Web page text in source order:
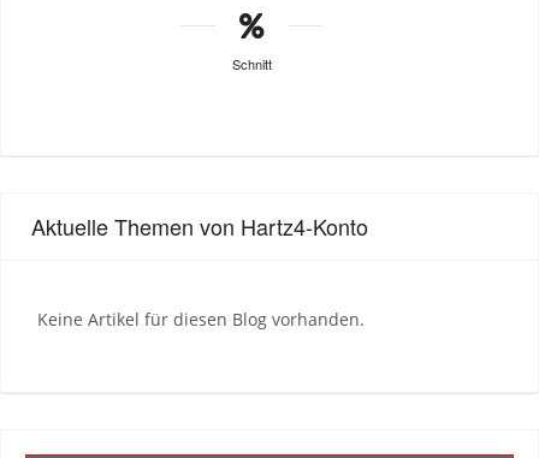
Schnitt
Aktuelle Themen von Hartz4-Konto
Keine Artikel für diesen Blog vorhanden.